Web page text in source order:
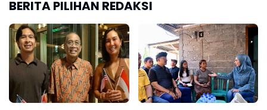
BERITA PILIHAN REDAKSI